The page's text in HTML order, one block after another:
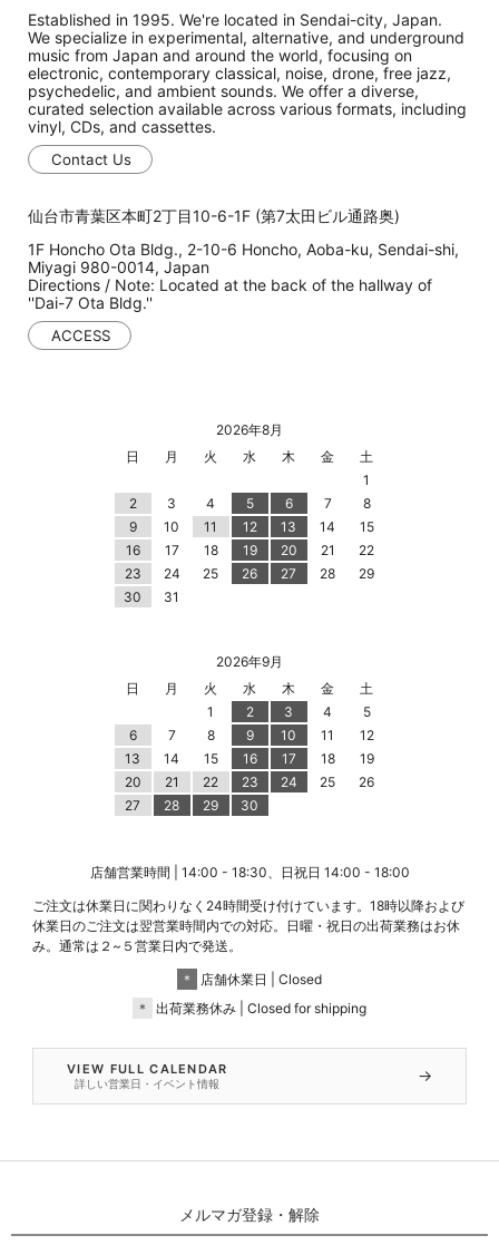
Established in 1995. We're located in Sendai-city, Japan.
We specialize in experimental, alternative, and underground
music from Japan and around the world, focusing on
electronic, contemporary classical, noise, drone, free jazz,
psychedelic, and ambient sounds. We offer a diverse,
curated selection available across various formats, including
vinyl, CDs, and cassettes.
Contact Us
仙台市青葉区本町2丁目10-6-1F (第7太田ビル通路奥)
1F Honcho Ota Bldg., 2-10-6 Honcho, Aoba-ku, Sendai-shi,
Miyagi 980-0014, Japan
Directions / Note: Located at the back of the hallway of
''Dai-7 Ota Bldg.''
ACCESS
2026年8月
日
月 火 水 木 金
土
1
2
3 4 5 6 7
8
9
10 11 12 13 14
15
16
17 18 19 20 21
22
23
24 25 26 27 28
29
30
31
2026年9月
日
月 火 水 木 金
土
1
2 3 4
5
6
7 8 9 10 11
12
13
14 15 16 17 18
19
20
21 22 23 24 25
26
27
28 29 30
店舗営業時間 | 14:00 - 18:30、日祝日 14:00 - 18:00
ご注文は休業日に関わりなく24時間受け付けています。18時以降および
休業日のご注文は翌営業時間内での対応。日曜・祝日の出荷業務はお休
み。通常は２~５営業日内で発送。
＊
店舗休業日 | Closed
＊
出荷業務休み | Closed for shipping
VIEW FULL CALENDAR
詳しい営業日・イベント情報 →
メルマガ登録・解除